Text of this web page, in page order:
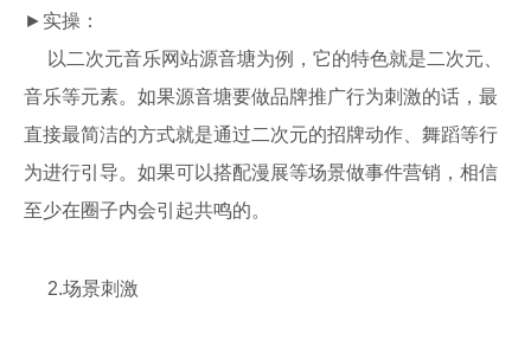
►实操：
以二次元音乐网站源音塘为例，它的特色就是二次元、
音乐等元素。如果源音塘要做品牌推广行为刺激的话，最
直接最简洁的方式就是通过二次元的招牌动作、舞蹈等行
为进行引导。如果可以搭配漫展等场景做事件营销，相信
至少在圈子内会引起共鸣的。
2.场景刺激